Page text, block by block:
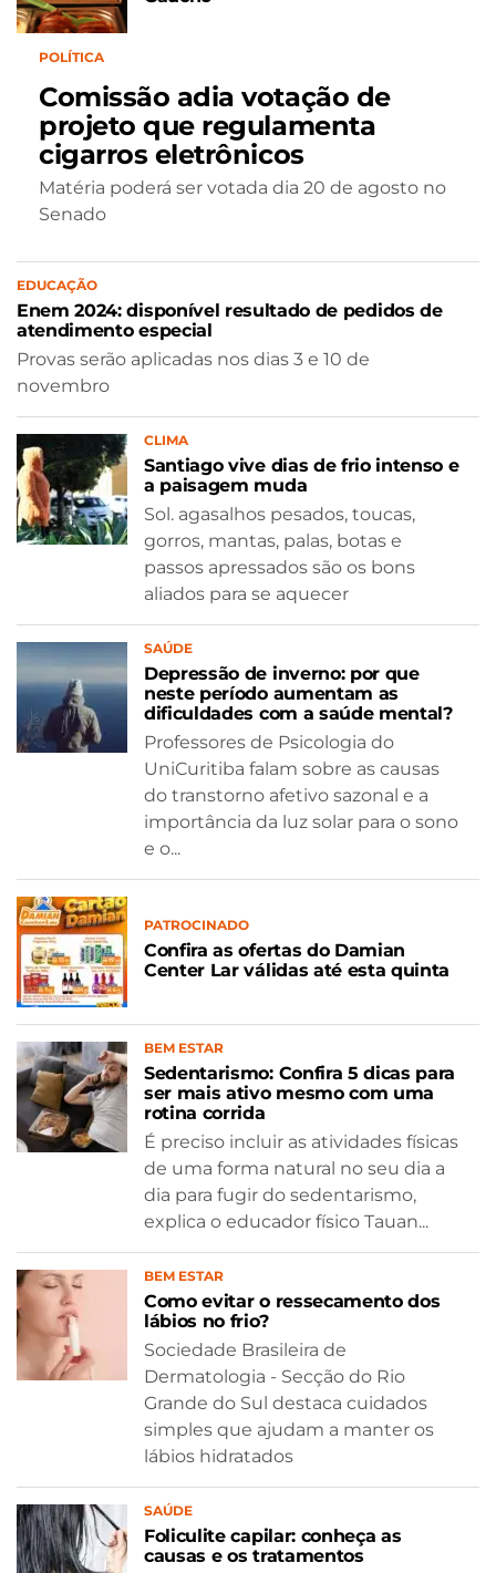
POLÍTICA
Comissão adia votação de
projeto que regulamenta
cigarros eletrônicos
Matéria poderá ser votada dia 20 de agosto no
Senado
EDUCAÇÃO
Enem 2024: disponível resultado de pedidos de
atendimento especial
Provas serão aplicadas nos dias 3 e 10 de
novembro
CLIMA
Santiago vive dias de frio intenso e
a paisagem muda
Sol. agasalhos pesados, toucas,
gorros, mantas, palas, botas e
passos apressados são os bons
aliados para se aquecer
SAÚDE
Depressão de inverno: por que
neste período aumentam as
dificuldades com a saúde mental?
Professores de Psicologia do
UniCuritiba falam sobre as causas
do transtorno afetivo sazonal e a
importância da luz solar para o sono
e o...
PATROCINADO
Confira as ofertas do Damian
Center Lar válidas até esta quinta
BEM ESTAR
Sedentarismo: Confira 5 dicas para
ser mais ativo mesmo com uma
rotina corrida
É preciso incluir as atividades físicas
de uma forma natural no seu dia a
dia para fugir do sedentarismo,
explica o educador físico Tauan...
BEM ESTAR
Como evitar o ressecamento dos
lábios no frio?
Sociedade Brasileira de
Dermatologia - Secção do Rio
Grande do Sul destaca cuidados
simples que ajudam a manter os
lábios hidratados
SAÚDE
Foliculite capilar: conheça as
causas e os tratamentos